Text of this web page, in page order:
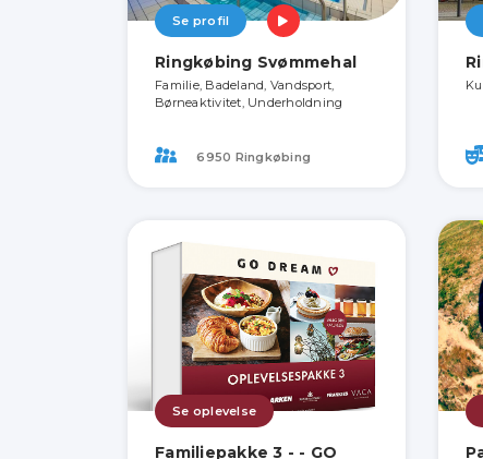
Se profil
Ringkøbing Svømmehal
Familie, Badeland, Vandsport,
Børneaktivitet, Underholdning
6950 Ringkøbing
Se oplevelse
Familiepakke 3 - - GO